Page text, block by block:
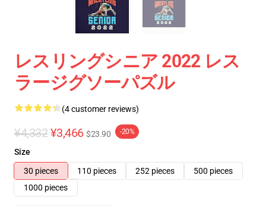
レスリングシニア 2022 レス
ラージグソーパズル
(4 customer reviews)
¥4,332 ¥3,466 $23.90 -20%
Size
30 pieces
110 pieces 252 pieces
500 pieces
1000 pieces